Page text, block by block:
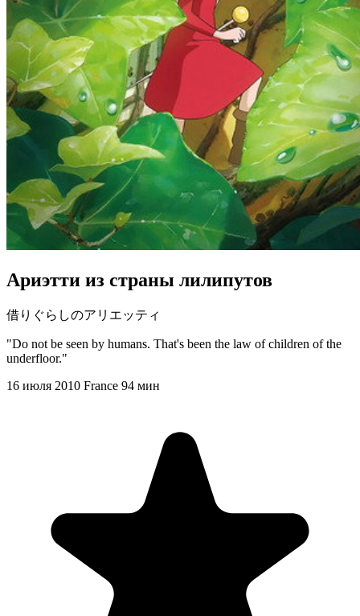
Ариэтти из страны лилипутов
借りぐらしのアリエッティ
"Do not be seen by humans. That's been the law of children of the
underfloor."
16 июля 2010 France 94 мин